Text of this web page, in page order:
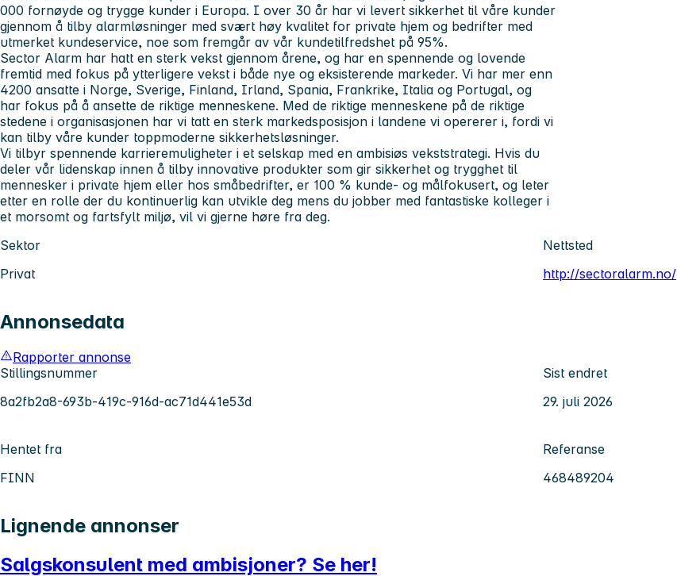
000 fornøyde og trygge kunder i Europa. I over 30 år har vi levert sikkerhet til våre kunder
gjennom å tilby alarmløsninger med svært høy kvalitet for private hjem og bedrifter med
utmerket kundeservice, noe som fremgår av vår kundetilfredshet på 95%.
Sector Alarm har hatt en sterk vekst gjennom årene, og har en spennende og lovende
fremtid med fokus på ytterligere vekst i både nye og eksisterende markeder. Vi har mer enn
4200 ansatte i Norge, Sverige, Finland, Irland, Spania, Frankrike, Italia og Portugal, og
har fokus på å ansette de riktige menneskene. Med de riktige menneskene på de riktige
stedene i organisasjonen har vi tatt en sterk markedsposisjon i landene vi opererer i, fordi vi
kan tilby våre kunder toppmoderne sikkerhetsløsninger.
Vi tilbyr spennende karrieremuligheter i et selskap med en ambisiøs vekststrategi. Hvis du
deler vår lidenskap innen å tilby innovative produkter som gir sikkerhet og trygghet til
mennesker i private hjem eller hos småbedrifter, er 100 % kunde- og målfokusert, og leter
etter en rolle der du kontinuerlig kan utvikle deg mens du jobber med fantastiske kolleger i
et morsomt og fartsfylt miljø, vil vi gjerne høre fra deg.
Sektor
Privat
Nettsted
http://sectoralarm.no/
Annonsedata
Rapporter annonse
Stillingsnummer
8a2fb2a8-693b-419c-916d-ac71d441e53d
Sist endret
29. juli 2026
Hentet fra
FINN
Referanse
468489204
Lignende annonser
Salgskonsulent med ambisjoner? Se her!